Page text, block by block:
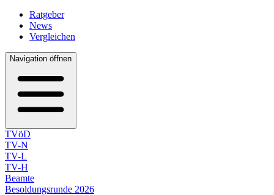
Ratgeber
News
Vergleichen
Navigation öffnen
TVöD
TV-N
TV-L
TV-H
Beamte
Besoldungsrunde 2026